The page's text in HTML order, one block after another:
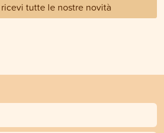
tutte le nostre novità